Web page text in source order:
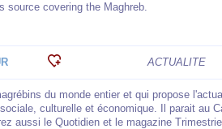
source covering the Maghreb.
ACTUALITE
du monde entier et qui propose
culturelle et économique. Il parait au
aussi le Quotidien et le magazine